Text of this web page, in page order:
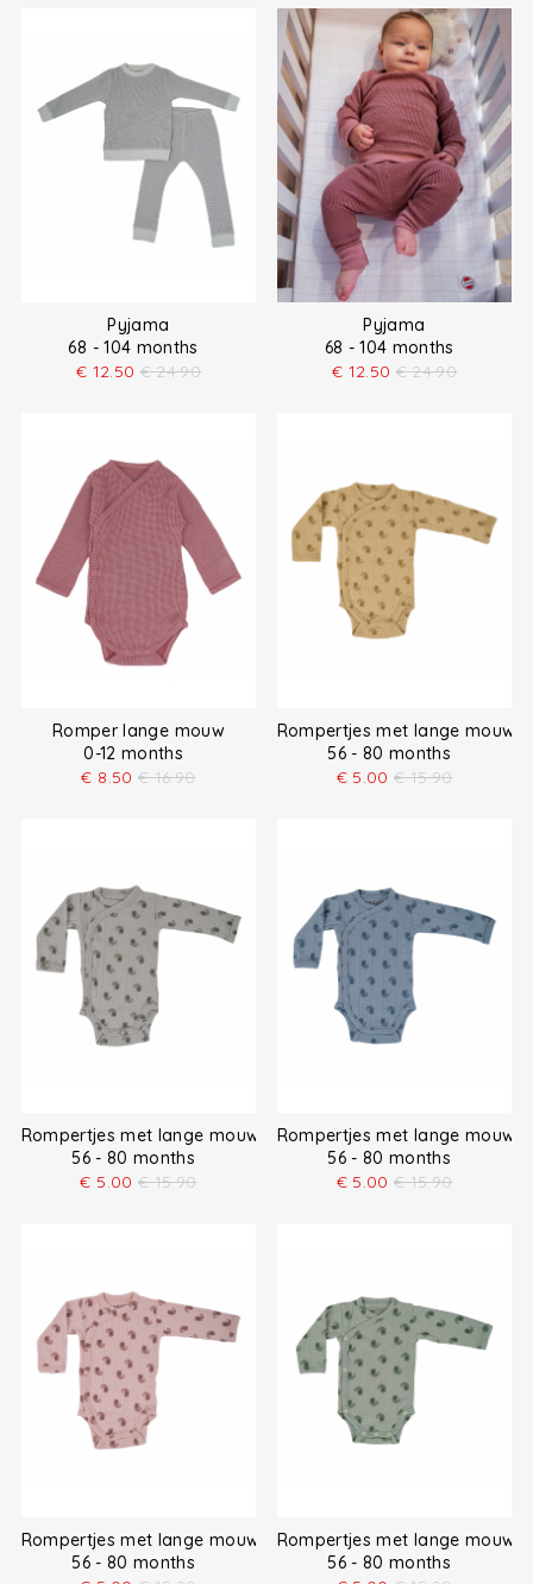
Pyjama
68 - 104 months
€ 12.50 € 24.90
Pyjama
68 - 104 months
€ 12.50 € 24.90
Romper lange mouw
0-12 months
€ 8.50 € 16.90
Rompertjes met lange mouw
56 - 80 months
€ 5.00 € 15.90
Rompertjes met lange mouw
56 - 80 months
€ 5.00 € 15.90
Rompertjes met lange mouw
56 - 80 months
€ 5.00 € 15.90
Rompertjes met lange mouw
56 - 80 months
Rompertjes met lange mouw
56 - 80 months